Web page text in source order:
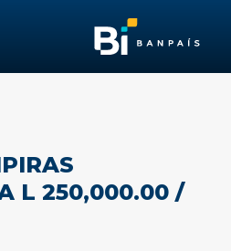
L 250,000.00 /